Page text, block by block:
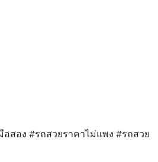
สอง #รถสวยราคาไม่แพง #รถสวย